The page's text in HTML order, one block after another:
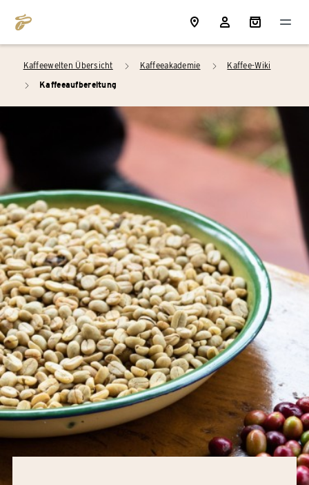
Kaffeewelten Übersicht arrow_right Kaffeeakademie arrow_right Kaffee-Wiki
arrow_right Kaffeeaufbereitung